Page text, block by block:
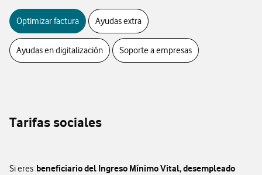
Optimizar factura Ayudas extra
Ayudas en digitalización Soporte a empresas
Tarifas sociales
Si eres beneficiario del Ingreso Mínimo Vital, desempleado